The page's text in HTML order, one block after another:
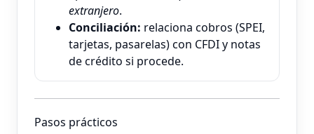
extranjero.
Conciliación: relaciona cobros (SPEI,
tarjetas, pasarelas) con CFDI y notas
de crédito si procede.
Pasos prácticos